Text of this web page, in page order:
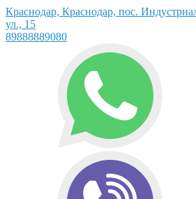
Краснодар, Краснодар, пос.
ул., 15
89888889080